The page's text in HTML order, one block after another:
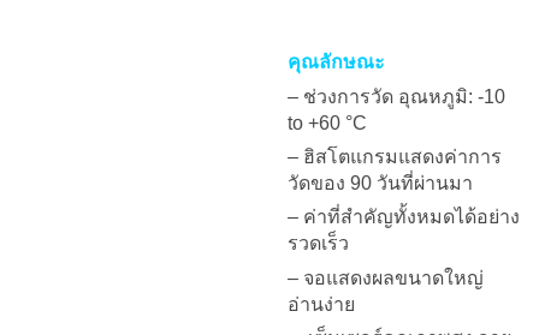
คุณลักษณะ
– ช่วงการวัด อุณหภูมิ: -10
to +60 °C
– ฮิสโตแกรมแสดงค่าการ
วัดของ 90 วันที่ผ่านมา
– ค่าที่สำคัญทั้งหมดได้อย่าง
รวดเร็ว
– จอแสดงผลขนาดใหญ่
อ่านง่าย